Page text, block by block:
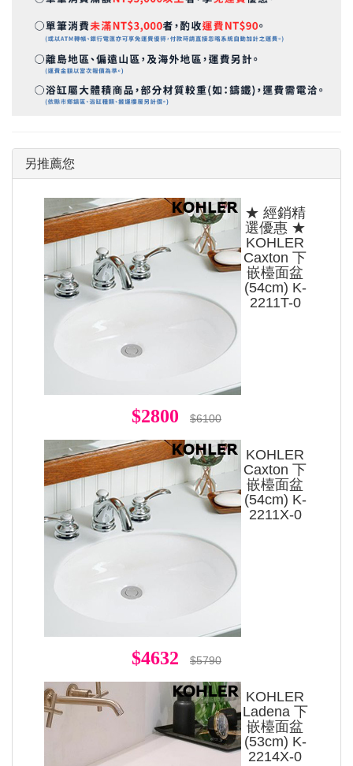
另推薦您
★ 經銷精
選優惠 ★
KOHLER
Caxton 下
嵌檯面盆
(54cm) K-
2211T-0
$2800 $6100
KOHLER
Caxton 下
嵌檯面盆
(54cm) K-
2211X-0
$4632 $5790
KOHLER
Ladena 下
嵌檯面盆
(53cm) K-
2214X-0